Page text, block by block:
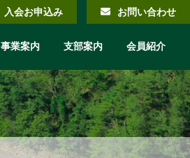
事業案内 支部案内 会員紹介
入会お申込み お問い合わせ